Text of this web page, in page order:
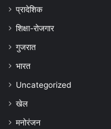
प्रादेशिक
शिक्षा-रोजगार
गुजरात
भारत
Uncategorized
खेल
मनोरंजन